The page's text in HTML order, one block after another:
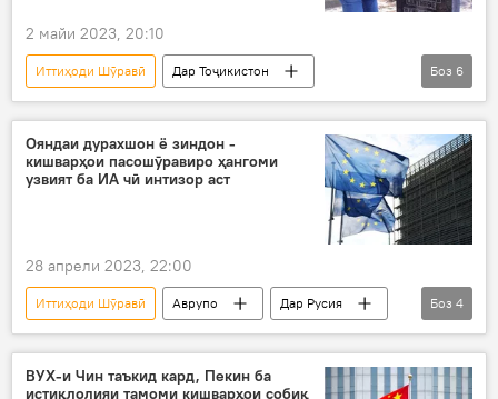
2 майи 2023, 20:10
Иттиҳоди Шӯравӣ
Дар Тоҷикистон
қабристон
тоза кардан
ҶБВ
шанбегӣ
дипломат
Боз 6
Ояндаи дурахшон ё зиндон -
кишварҳои пасошӯравиро ҳангоми
узвият ба ИА чӣ интизор аст
28 апрели 2023, 22:00
Иттиҳоди Шӯравӣ Аврупо
Дар Русия
ИДМ
Гурҷистон
Молдова
Сиёсат
Боз 4
ВУХ-и Чин таъкид кард, Пекин ба
истиқлолияи тамоми кишварҳои собиқ